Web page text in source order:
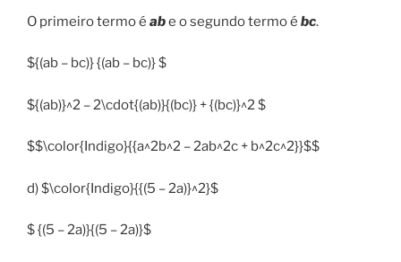
O primeiro termo é abe o segundo termo é bc.
${(ab – bc)} {(ab – bc)} $
${(ab)}^2 – 2\cdot{(ab)}{(bc)} + {(bc)}^2 $
$$\color{Indigo}{{a^2b^2 – 2ab^2c + b^2c^2}}$$
d) $\color{Indigo}{{(5 – 2a)}^2}$
$ {(5 – 2a)}{(5 – 2a)}$